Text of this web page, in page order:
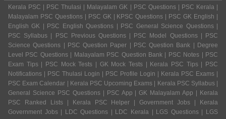
Kerala PSC | PSC Thulasi | Malayalam GK | PSC Questions | PSC Kerala |
Malayalam PSC Questions | PSC GK | KPSC Questions | PSC GK English |
English GK | PSC English Questions | PSC General Science Questions |
PSC Syllabus | PSC Previous Questions | PSC Model Questions | PSC
Science Questions | PSC Question Paper | PSC Question Bank | Degree
Level PSC Questions | Malayalam PSC Question Bank | PSC Notes | PSC
Exam Tips | PSC Mock Tests | GK Mock Tests | Kerala PSC Tips | PSC
Notifications | PSC Thulasi Login | PSC Profile Login | Kerala PSC Exams |
PSC Exam Calendar | Kerala PSC Upcoming Exams | Kerala PSC Syllabus |
General Science PSC Questions | PSC App | GK Malayalam App | Kerala
PSC Ranked Lists | Kerala PSC Helper | Government Jobs | Kerala
Government Jobs | LDC Questions | LDC Kerala | LGS Questions | LGS